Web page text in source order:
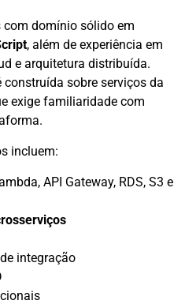
domínio sólido em
, além de experiência em
e arquitetura distribuída.
construída sobre serviços da
exige familiaridade com
incluem:
API Gateway, RDS, S3 e
integração